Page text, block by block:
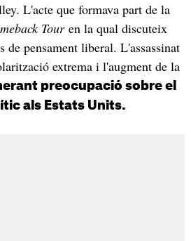
L'acte que formava part de la
Touren la qual discuteix
de pensament liberal. L'assassinat
extrema i l'augment de la
preocupació sobre el
als Estats Units.